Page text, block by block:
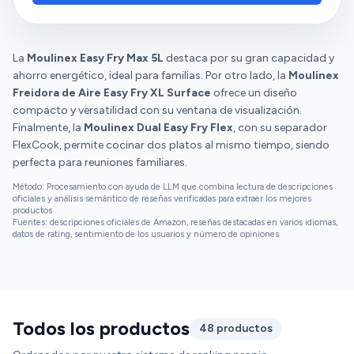
sai perfeito! Além disso, a limpeza é super fácil. A
tem um design moderno e ocupa pouco espaço, o
que é ótimo para quem tem uma cozinha menor. Ela
também tem uma excelente capacidade, o que
permite preparar refeições para toda a família de
uma vez. Em resumo, essa Air Fryer tornou-se um
item indispensável na minha cozinha, facilitando o
dia a dia e me permitindo preparar pratos mais
La Moulinex Easy Fry Max 5L destaca por su gran capacidad y
ahorro energético, ideal para familias. Por otro lado, la Moulinex
Freidora de Aire Easy Fry XL Surface ofrece un diseño
compacto y versatilidad con su ventana de visualización.
Finalmente, la Moulinex Dual Easy Fry Flex, con su separador
FlexCook, permite cocinar dos platos al mismo tiempo, siendo
perfecta para reuniones familiares.
Método: Procesamiento con ayuda de LLM que combina lectura de descripciones
oficiales y análisis semántico de reseñas verificadas para extraer los mejores
productos
Fuentes: descripciones oficiales de Amazon, reseñas destacadas en varios idiomas,
datos de rating, sentimiento de los usuarios y número de opiniones
Todos los productos
48 productos